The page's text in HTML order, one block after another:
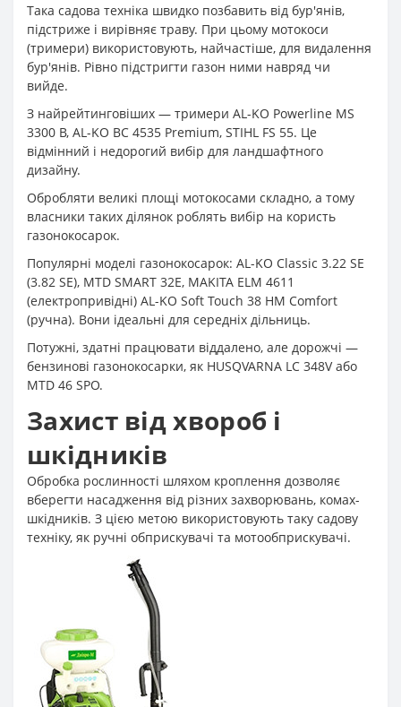
Така садова техніка швидко позбавить від бур'янів,
підстриже і вирівняє траву. При цьому мотокоси
(тримери) використовують, найчастіше, для видалення
бур'янів. Рівно підстригти газон ними навряд чи
вийде.
З найрейтинговіших — тримери AL-KO Powerline MS
3300 B, AL-KO BC 4535 Premium, STIHL FS 55. Це
відмінний і недорогий вибір для ландшафтного
дизайну.
Обробляти великі площі мотокосами складно, а тому
власники таких ділянок роблять вибір на користь
газонокосарок.
Популярні моделі газонокосарок: AL-KO Classic 3.22 SE
(3.82 SE), MTD SMART 32E, MAKITA ELM 4611
(електропривідні) AL-KO Soft Touch 38 HM Comfort
(ручна). Вони ідеальні для середніх дільниць.
Потужні, здатні працювати віддалено, але дорожчі —
бензинові газонокосарки, як HUSQVARNA LC 348V або
MTD 46 SPO.
Захист від хвороб і
шкідників
Обробка рослинності шляхом кроплення дозволяє
вберегти насадження від різних захворювань, комах-
шкідників. З цією метою використовують таку садову
техніку, як ручні обприскувачі та мотообприскувачі.